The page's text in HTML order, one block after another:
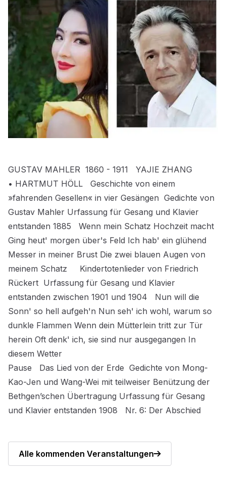
GUSTAV MAHLER 1860 - 1911 YAJIE ZHANG
• HARTMUT HÖLL Geschichte von einem
»fahrenden Gesellen« in vier Gesängen Gedichte von
Gustav Mahler Urfassung für Gesang und Klavier
entstanden 1885 Wenn mein Schatz Hochzeit macht
Ging heut' morgen über's Feld Ich hab' ein glühend
Messer in meiner Brust Die zwei blauen Augen von
meinem Schatz Kindertotenlieder von Friedrich
Rückert Urfassung für Gesang und Klavier
entstanden zwischen 1901 und 1904 Nun will die
Sonn' so hell aufgeh'n Nun seh' ich wohl, warum so
dunkle Flammen Wenn dein Mütterlein tritt zur Tür
herein Oft denk' ich, sie sind nur ausgegangen In
diesem Wetter
Pause Das Lied von der Erde Gedichte von Mong-
Kao-Jen und Wang-Wei mit teilweiser Benützung der
Bethgen’schen Übertragung Urfassung für Gesang
und Klavier entstanden 1908 Nr. 6: Der Abschied
Alle kommenden Veranstaltungen